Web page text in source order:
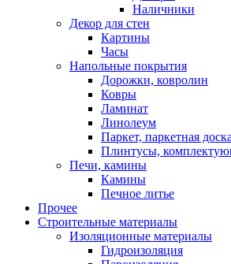
Наличники
Декор для стен
Картины
Часы
Напольные покрытия
Дорожки, ковролин
Ковры
Ламинат
Линолеум
Паркет, паркетная доска
Плинтусы,
Печи, камины
Камины
Печное литье
Прочее
Строительные материалы
Изоляционные материалы
Гидроизоляция